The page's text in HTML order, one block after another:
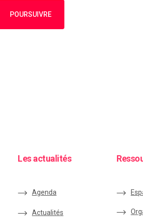
POURSUIVRE
Les actualités
Agenda
Actualités